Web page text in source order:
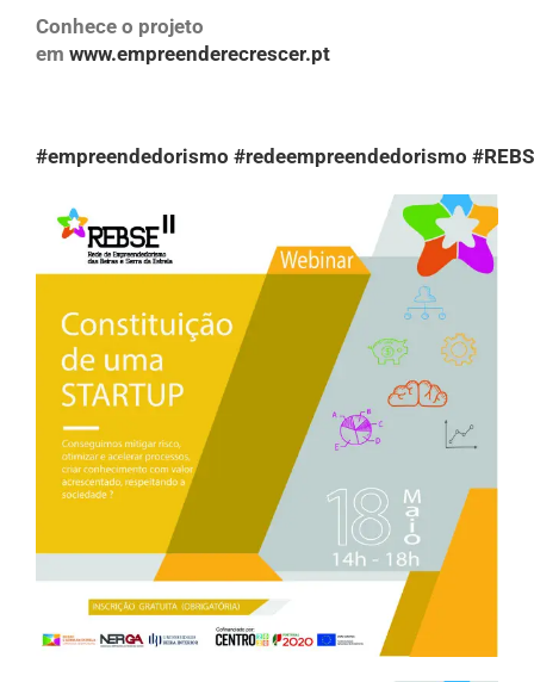
Conhece o projeto
em www.empreenderecrescer.pt
#empreendedorismo #redeempreendedorismo